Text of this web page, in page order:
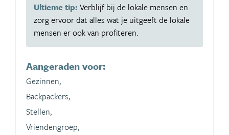
Ultieme tip: Verblijf bij de lokale mensen en
zorg ervoor dat alles wat je uitgeeft de lokale
mensen er ook van profiteren.
Aangeraden voor:
Gezinnen,
Backpackers,
Stellen,
Vriendengroep,